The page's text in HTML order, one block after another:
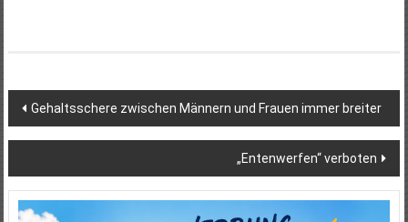
Beitragsnavigation
Gehaltsschere zwischen Männern und Frauen immer breiter
„Entenwerfen“ verboten